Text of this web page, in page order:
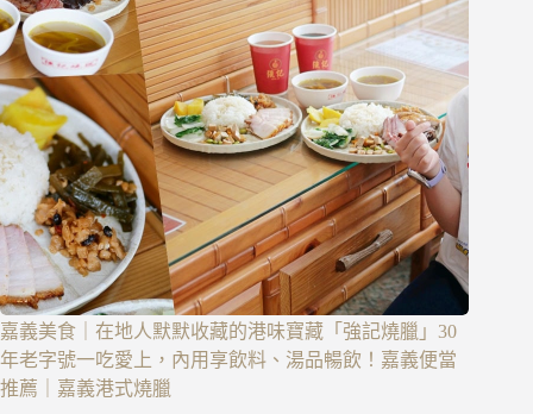
嘉義美食｜在地人默默收藏的港味寶藏「強記燒臘」30
年老字號一吃愛上，內用享飲料、湯品暢飲！嘉義便當
推薦｜嘉義港式燒臘